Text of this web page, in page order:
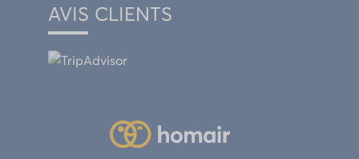
AVIS CLIENTS